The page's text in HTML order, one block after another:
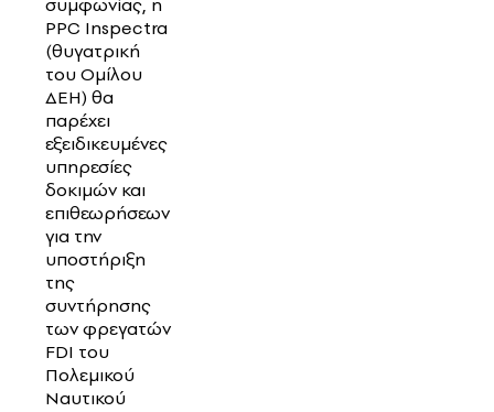
PPC Inspectra
(θυγατρική
του Ομίλου
ΔΕΗ) θα
παρέχει
εξειδικευμένες
υπηρεσίες
δοκιμών και
επιθεωρήσεων
για την
υποστήριξη
της
συντήρησης
των φρεγατών
FDI του
Πολεμικού
Ναυτικού